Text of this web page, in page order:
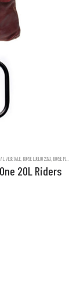
VEGETALE BORSE LUGLIO 2023 BORSE MESSENGER IN PELLE DUSTLANE
20L Riders